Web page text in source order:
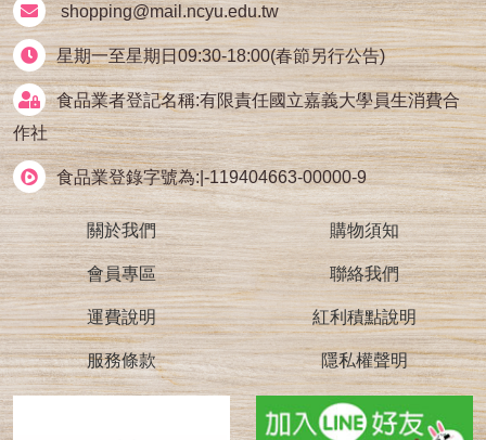
shopping@mail.ncyu.edu.tw
星期一至星期日09:30-18:00(春節另行公告)
食品業者登記名稱:有限責任國立嘉義大學員生消費合
作社
食品業登錄字號為:|-119404663-00000-9
關於我們 購物須知
會員專區 聯絡我們
運費說明 紅利積點說明
服務條款 隱私權聲明